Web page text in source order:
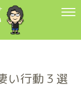
い行動３選